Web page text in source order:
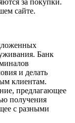
за покупки.
сайте.
Банк
и делать
клиентам.
предлагающее
получения
с разными